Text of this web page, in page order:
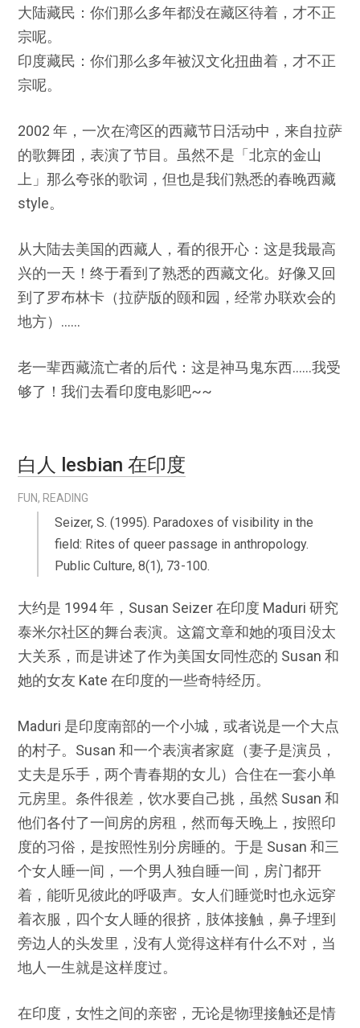
大陆藏民：你们那么多年都没在藏区待着，才不正
宗呢。
印度藏民：你们那么多年被汉文化扭曲着，才不正
宗呢。
2002 年，一次在湾区的西藏节日活动中，来自拉萨
的歌舞团，表演了节目。虽然不是「北京的金山
上」那么夸张的歌词，但也是我们熟悉的春晚西藏
style。
从大陆去美国的西藏人，看的很开心：这是我最高
兴的一天！终于看到了熟悉的西藏文化。好像又回
到了罗布林卡（拉萨版的颐和园，经常办联欢会的
地方）……
老一辈西藏流亡者的后代：这是神马鬼东西……我受
够了！我们去看印度电影吧~~
白人 lesbian 在印度
FUN, READING
Seizer, S. (1995). Paradoxes of visibility in the
field: Rites of queer passage in anthropology.
Public Culture, 8(1), 73-100.
大约是 1994 年，Susan Seizer 在印度 Maduri 研究
泰米尔社区的舞台表演。这篇文章和她的项目没太
大关系，而是讲述了作为美国女同性恋的 Susan 和
她的女友 Kate 在印度的一些奇特经历。
Maduri 是印度南部的一个小城，或者说是一个大点
的村子。Susan 和一个表演者家庭（妻子是演员，
丈夫是乐手，两个青春期的女儿）合住在一套小单
元房里。条件很差，饮水要自己挑，虽然 Susan 和
他们各付了一间房的房租，然而每天晚上，按照印
度的习俗，是按照性别分房睡的。于是 Susan 和三
个女人睡一间，一个男人独自睡一间，房门都开
着，能听见彼此的呼吸声。女人们睡觉时也永远穿
着衣服，四个女人睡的很挤，肢体接触，鼻子埋到
旁边人的头发里，没有人觉得这样有什么不对，当
地人一生就是这样度过。
在印度，女性之间的亲密，无论是物理接触还是情